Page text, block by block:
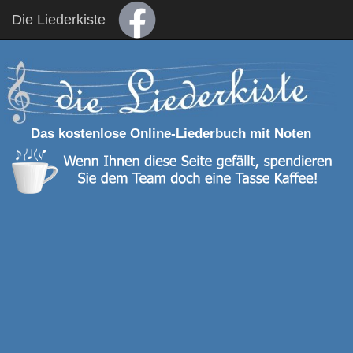
Die Liederkiste
Das kostenlose Online-Liederbuch mit Noten